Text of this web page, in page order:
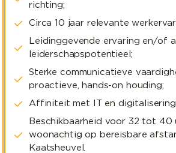
richting;
Circa 10 jaar relevante
Leidinggevende ervaring en/of
leiderschapspotentieel;
Sterke communicatieve
proactieve, hands-on houding;
Affiniteit met IT en
Beschikbaarheid voor 32 tot 40
woonachtig op bereisbare
Kaatsheuvel.